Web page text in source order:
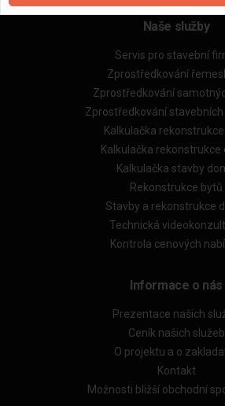
Naše služby
Servis pro stavební
Zprostředkování
Zprostředkování
Zprostředkování
Kalkulačka
Kalkulačka rekonstrukce
Kalkulačka stavby
Rekonstrukce bytů
Stavby a rekonstrukce
Technická
Kontrola cenových
Informace o nás
Prezentace našich
Ceník našich služeb
O projektu a o
Kontakt
Možnosti bližší obchodní